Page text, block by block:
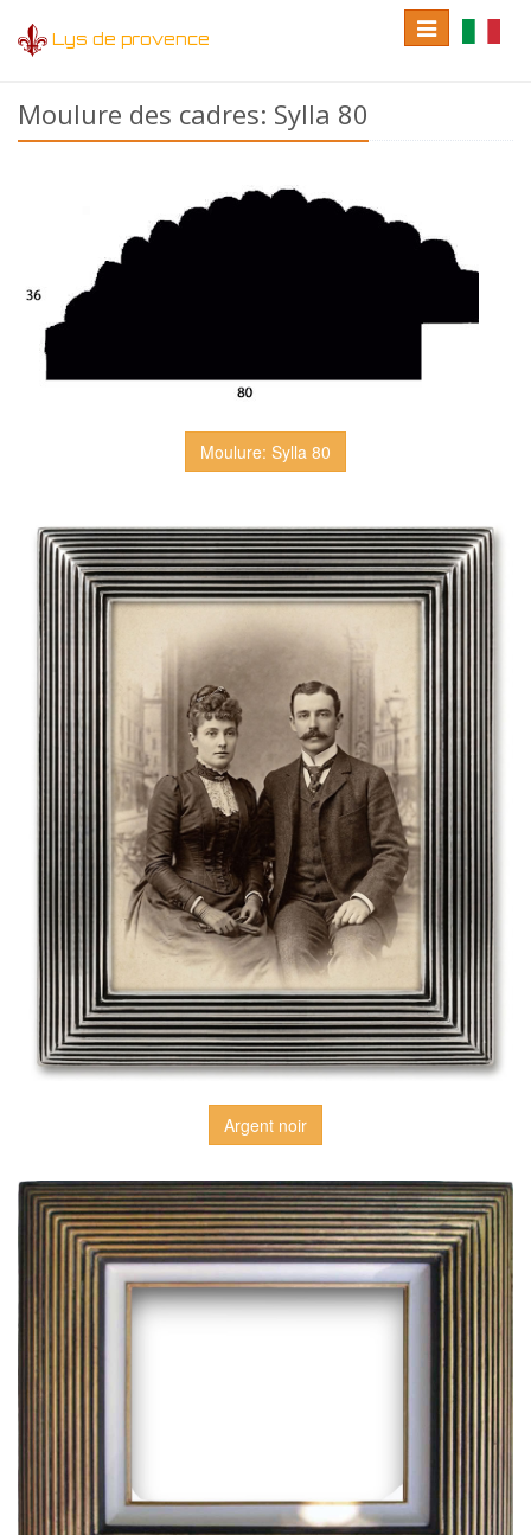
Lys de provence
language
Toggle
navigation
Moulure des cadres: Sylla 80
Moulure: Sylla 80
Argent noir